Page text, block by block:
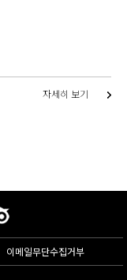
자세히 보기
이메일무단수집거부